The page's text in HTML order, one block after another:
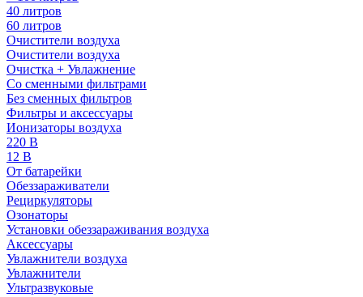
40 литров
60 литров
Очистители воздуха
Очистители воздуха
Очистка + Увлажнение
Cо сменными фильтрами
Без сменных фильтров
Фильтры и аксессуары
Ионизаторы воздуха
220 В
12 В
От батарейки
Обеззараживатели
Рециркуляторы
Озонаторы
Установки обеззараживания воздуха
Аксессуары
Увлажнители воздуха
Увлажнители
Ультразвуковые